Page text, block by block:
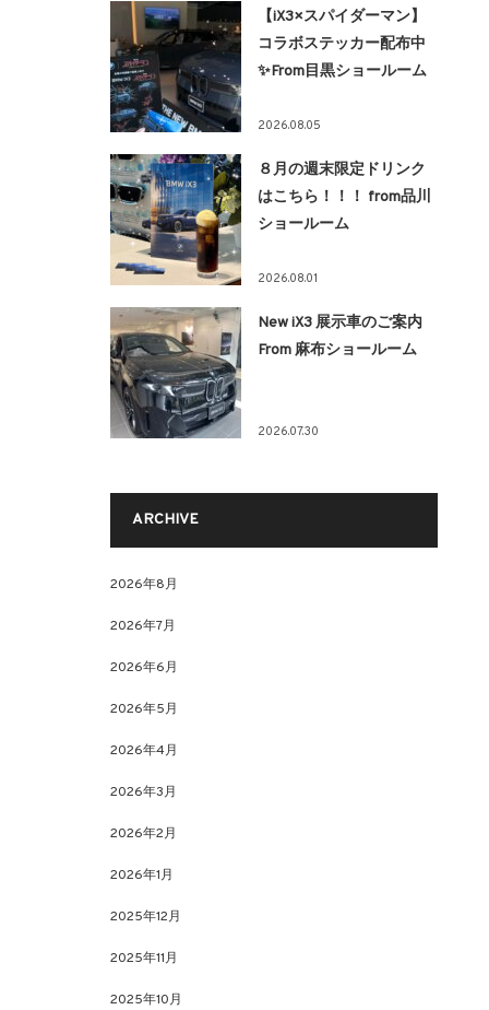
【iX3×スパイダーマン】
コラボステッカー配布中
✨From目黒ショールーム
2026.08.05
８月の週末限定ドリンク
はこちら！！！ from品川
ショールーム
2026.08.01
New iX3 展示車のご案内
From 麻布ショールーム
2026.07.30
ARCHIVE
2026年8月
2026年7月
2026年6月
2026年5月
2026年4月
2026年3月
2026年2月
2026年1月
2025年12月
2025年11月
2025年10月